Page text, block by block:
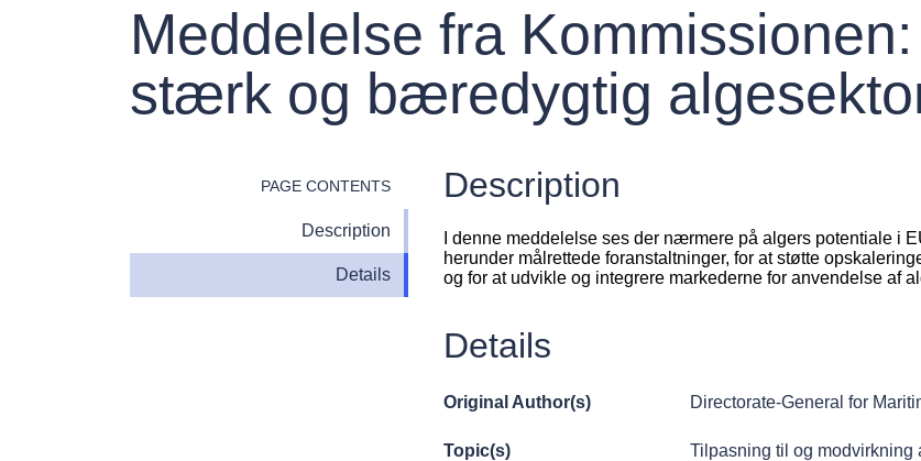
Meddelelse fra
stærk og bæredygtig
PAGE CONTENTS
Description
Details
Description
I denne meddelelse ses der nærmere på algers potentiale i
herunder målrettede foranstaltninger, for at støtte
og for at udvikle og integrere markederne for anvendelse af
Details
Original Author(s) Directorate-General for
Topic(s) Tilpasning til og